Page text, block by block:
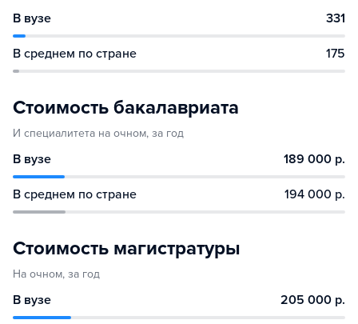
В вузе 331
В среднем по стране 175
Стоимость бакалавриата
И специалитета на очном, за год
В вузе 189 000 р.
В среднем по стране 194 000 р.
Стоимость магистратуры
На очном, за год
В вузе 205 000 р.